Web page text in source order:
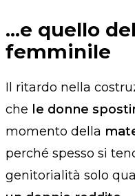
…e quello
femminile
Il ritardo nella
che le donne
momento della
perché spesso si
genitorialità solo